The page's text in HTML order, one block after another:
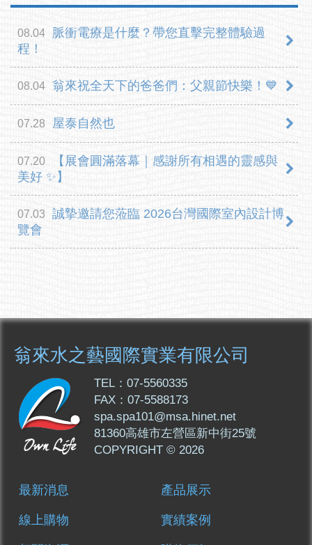
08.04
脈衝電療是什麼？帶您直擊完整體驗過
程！
08.04 翁來祝全天下的爸爸們：父親節快樂！💙
07.28 屋泰自然也
07.20
【展會圓滿落幕｜感謝所有相遇的靈感與
美好 ✨】
07.03
誠摯邀請您蒞臨 2026台灣國際室內設計博
覽會
翁來水之藝國際實業有限公司
TEL：07-5560335
FAX：07-5588173
spa.spa101@msa.hinet.net
81360高雄市左營區新中街25號
COPYRIGHT © 2026
最新消息 產品展示
線上購物 實績案例